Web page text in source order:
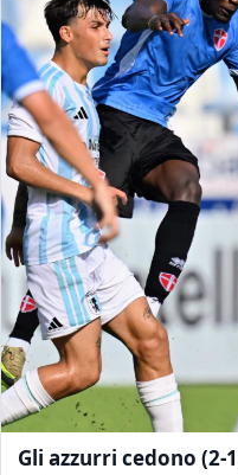
Gli azzurri cedono